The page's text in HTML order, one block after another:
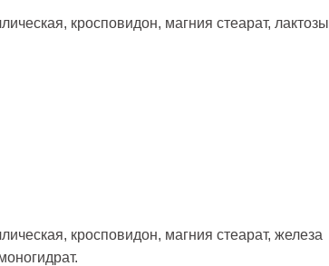
кросповидон, магния стеарат, лактозы
кросповидон, магния стеарат, железа